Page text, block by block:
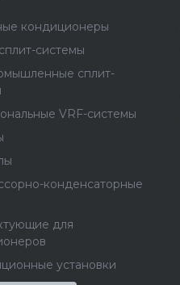
кондиционеры
системы
сплит-
VRF-системы
конденсаторные
для
установки